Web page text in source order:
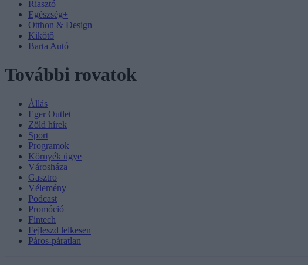
Riasztó
Egészség+
Otthon & Design
Kikötő
Barta Autó
További rovatok
Állás
Eger Outlet
Zöld hírek
Sport
Programok
Környék ügye
Városháza
Gasztro
Vélemény
Podcast
Promóció
Fintech
Fejleszd lelkesen
Páros-páratlan